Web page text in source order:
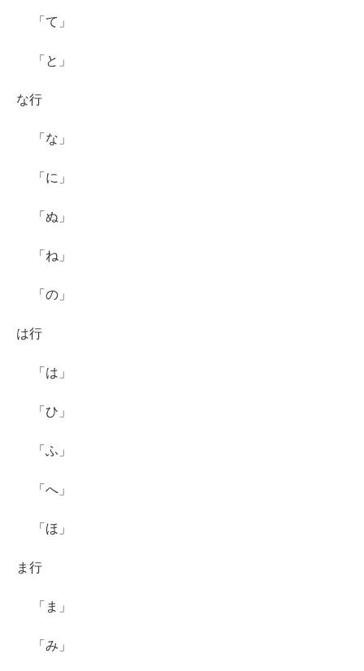
「て」
「と」
な行
「な」
「に」
「ぬ」
「ね」
「の」
は行
「は」
「ひ」
「ふ」
「へ」
「ほ」
ま行
「ま」
「み」